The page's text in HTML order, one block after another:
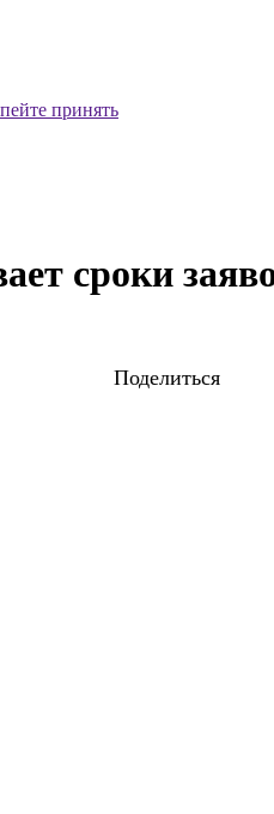
принять
сроки
Поделиться